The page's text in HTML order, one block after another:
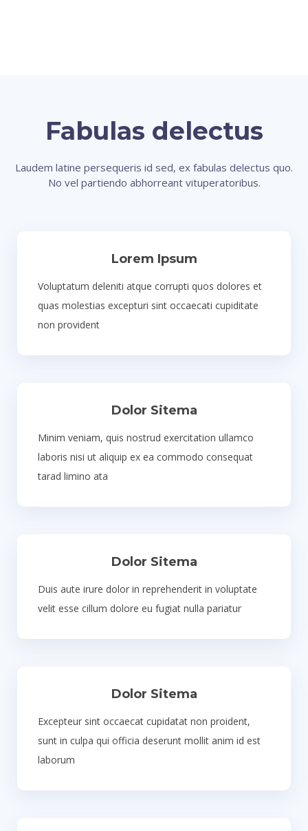
Fabulas delectus
Laudem latine persequeris id sed, ex fabulas delectus quo.
No vel partiendo abhorreant vituperatoribus.
Lorem Ipsum
Voluptatum deleniti atque corrupti quos dolores et
quas molestias excepturi sint occaecati cupiditate
non provident
Dolor Sitema
Minim veniam, quis nostrud exercitation ullamco
laboris nisi ut aliquip ex ea commodo consequat
tarad limino ata
Dolor Sitema
Duis aute irure dolor in reprehenderit in voluptate
velit esse cillum dolore eu fugiat nulla pariatur
Dolor Sitema
Excepteur sint occaecat cupidatat non proident,
sunt in culpa qui officia deserunt mollit anim id est
laborum